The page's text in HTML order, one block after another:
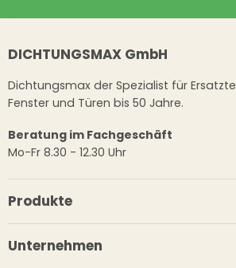
DICHTUNGSMAX GmbH
Dichtungsmax der Spezialist für
Fenster und Türen bis 50 Jahre.
Beratung im Fachgeschäft
Mo-Fr 8.30 - 12.30 Uhr
Produkte
Unternehmen